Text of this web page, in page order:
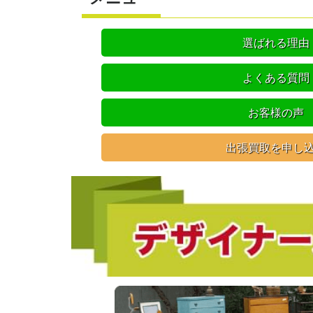
選ばれる理由
よくある質問
お客様の声
出張買取を申し